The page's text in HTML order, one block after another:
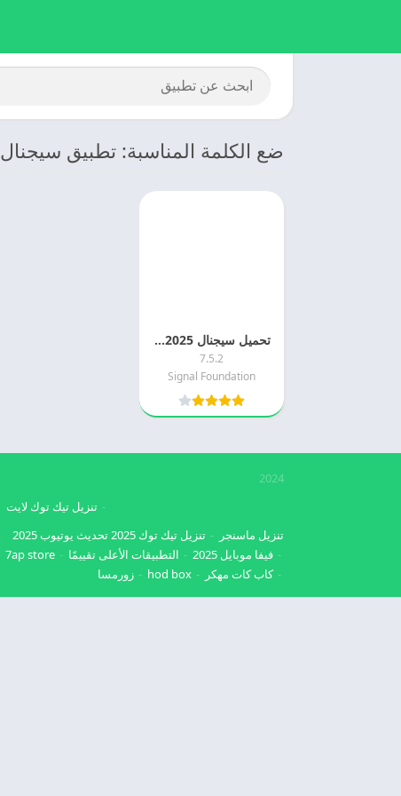
ضع الكلمة المناسبة: تطبيق سيجنال APK
تحميل سيجنال 2025 Signal مهكر اخر تحديث مجانا
7.5.2
Signal Foundation
2024
تنزيل ماسنجر تنزيل تيك توك 2025
تنزيل تيك توك لايت
تحديث يوتيوب 2025
فيفا موبايل 2025
التطبيقات الأعلى تقييمًا 7ap store
كاب كات مهكر
hod box زورمسا